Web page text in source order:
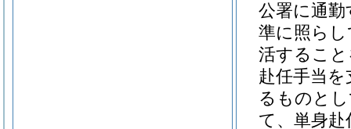
公署に通
準に照ら
活するこ
赴任手当
るものと
て、単身